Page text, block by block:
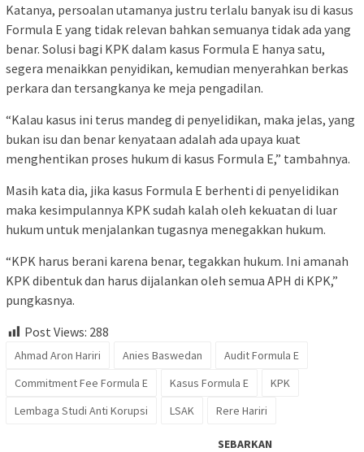
Katanya, persoalan utamanya justru terlalu banyak isu di kasus
Formula E yang tidak relevan bahkan semuanya tidak ada yang
benar. Solusi bagi KPK dalam kasus Formula E hanya satu,
segera menaikkan penyidikan, kemudian menyerahkan berkas
perkara dan tersangkanya ke meja pengadilan.
“Kalau kasus ini terus mandeg di penyelidikan, maka jelas, yang
bukan isu dan benar kenyataan adalah ada upaya kuat
menghentikan proses hukum di kasus Formula E,” tambahnya.
Masih kata dia, jika kasus Formula E berhenti di penyelidikan
maka kesimpulannya KPK sudah kalah oleh kekuatan di luar
hukum untuk menjalankan tugasnya menegakkan hukum.
“KPK harus berani karena benar, tegakkan hukum. Ini amanah
KPK dibentuk dan harus dijalankan oleh semua APH di KPK,”
pungkasnya.
Post Views: 288
Ahmad Aron Hariri Anies Baswedan
Audit Formula E
Commitment Fee Formula E
Kasus Formula E
KPK
Lembaga Studi Anti Korupsi
LSAK Rere Hariri
SEBARKAN